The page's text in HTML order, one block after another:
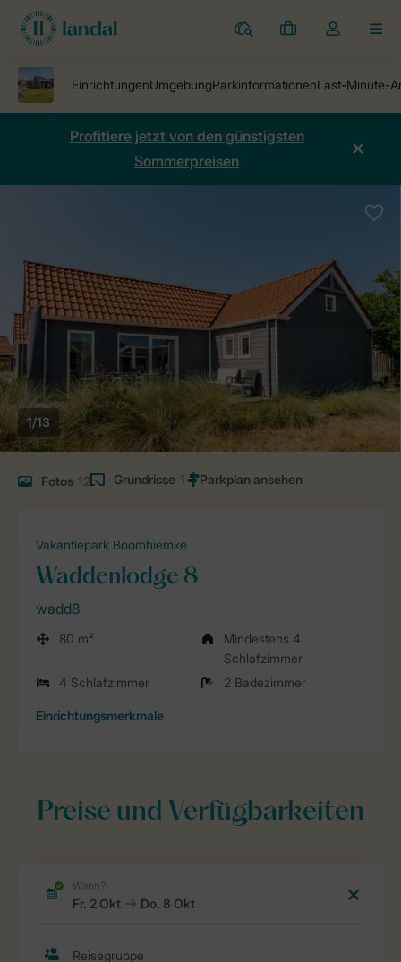
Ferienparks
Meine
Dropdown-
öffnen
Profitiere jetzt von den günstigsten
Sommerpreisen
1/13
Fotos 12 Grundrisse 1
Vakantiepark Boomhiemke
Waddenlodge 8
wadd8
80 m²
Mindestens 4
Schlafzimmer
4 Schlafzimmer
2 Badezimmer
Einrichtungsmerkmale
Preise und Verfügbarkeiten